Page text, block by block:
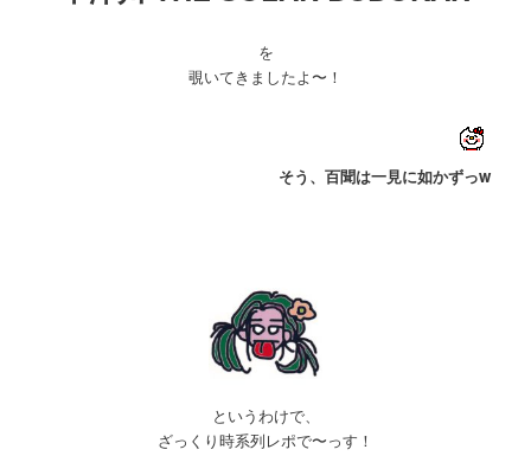
を
覗いてきましたよ〜！
そう、百聞は一見に如かずっw
というわけで、
ざっくり時系列レポで〜っす！